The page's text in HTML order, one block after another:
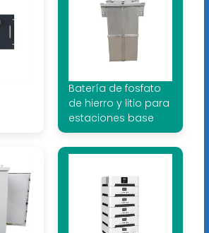
Batería de fosfato
de hierro y litio para
estaciones base